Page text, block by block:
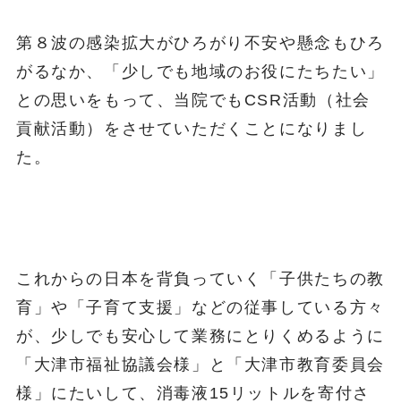
第８波の感染拡大がひろがり不安や懸念もひろ
がるなか、「少しでも地域のお役にたちたい」
との思いをもって、当院でもCSR活動（社会
貢献活動）をさせていただくことになりまし
た。
これからの日本を背負っていく「子供たちの教
育」や「子育て支援」などの従事している方々
が、少しでも安心して業務にとりくめるように
「大津市福祉協議会様」と「大津市教育委員会
様」にたいして、消毒液15リットルを寄付さ